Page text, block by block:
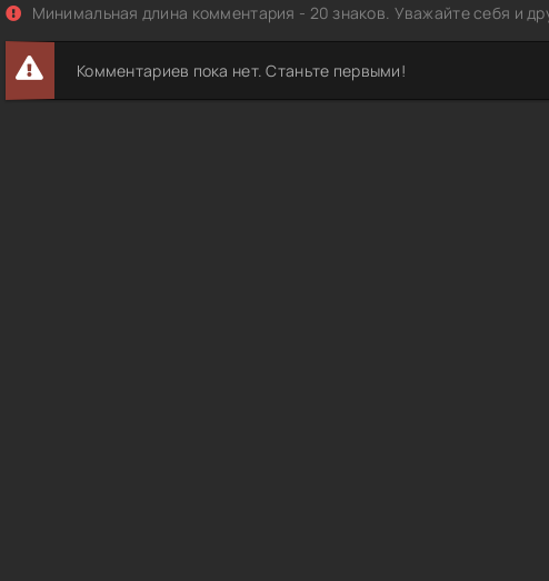
Минимальная длина комментария - 20 знаков. Уважайте себя и
Комментариев пока нет. Станьте первыми!